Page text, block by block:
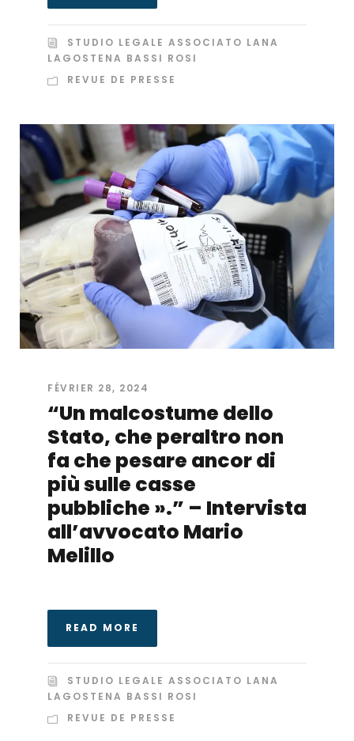
STUDIO LEGALE ASSOCIATO LANA
LAGOSTENA BASSI ROSI
REVUE DE PRESSE
FÉVRIER 28, 2024
“Un malcostume dello
Stato, che peraltro non
fa che pesare ancor di
più sulle casse
pubbliche ».” – Intervista
all’avvocato Mario
Melillo
READ MORE
STUDIO LEGALE ASSOCIATO LANA
LAGOSTENA BASSI ROSI
REVUE DE PRESSE